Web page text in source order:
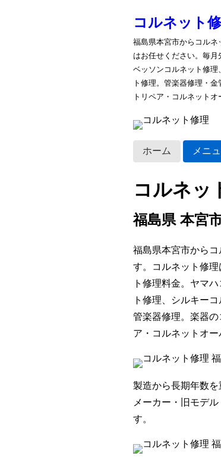
コルネット
福島県本宮市からコル
はお任せください。毎月
ベッソンコルネット修
ト修理。管楽器修理・
トリペア・コルネットオ
ホーム メニ
コルネッ
福島県 本宮
福島県本宮市から
す。コルネット修
ト修理料金。ヤマ
ト修理、シルキー
管楽器修理。楽器
ア・コルネットオー
製造から長期年数
メーカー・旧モデ
す。